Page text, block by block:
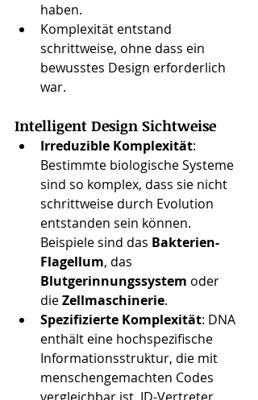
haben.
Komplexität entstand
schrittweise, ohne dass ein
bewusstes Design erforderlich
war.
Intelligent Design Sichtweise
Irreduzible Komplexität:
Bestimmte biologische Systeme
sind so komplex, dass sie nicht
schrittweise durch Evolution
entstanden sein können.
Beispiele sind das Bakterien-
Flagellum, das
Blutgerinnungssystem oder
die Zellmaschinerie.
Spezifizierte Komplexität: DNA
enthält eine hochspezifische
Informationsstruktur, die mit
menschengemachten Codes